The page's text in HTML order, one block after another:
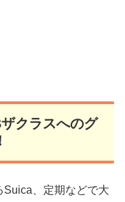
クラスへのグ
、定期などで大